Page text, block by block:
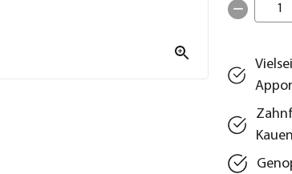
1
Kauen